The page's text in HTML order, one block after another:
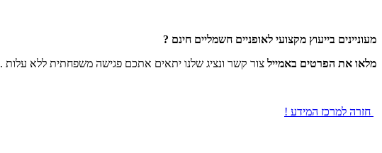
מעוניינים בייעוץ מקצועי לאופניים חשמליים חינם ?
מלאו את הפרטים באמייל צור קשר ונציג שלנו יתאים אתכם פגישה משפחתית ללא עלות .
חזרה למרכז המידע !